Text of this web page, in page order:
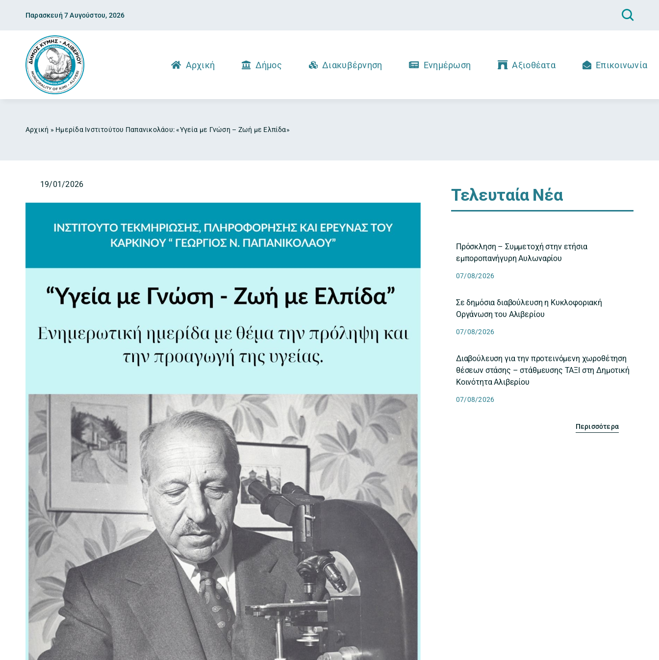
content
Παρασκευή 7 Αυγούστου, 2026
Αρχική Δήμος Διακυβέρνηση Ενημέρωση Αξιοθέατα Επικοινωνία
Αρχική » Ημερίδα Ινστιτούτου Παπανικολάου: «Υγεία με Γνώση – Ζωή με Ελπίδα»
19/01/2026
Τελευταία Νέα
Πρόσκληση – Συμμετοχή στην ετήσια
εμποροπανήγυρη Αυλωναρίου
07/08/2026
Σε δημόσια διαβούλευση η Κυκλοφοριακή
Οργάνωση του Αλιβερίου
07/08/2026
Διαβούλευση για την προτεινόμενη χωροθέτηση
θέσεων στάσης – στάθμευσης ΤΑΞΙ στη Δημοτική
Κοινότητα Αλιβερίου
07/08/2026
Περισσότερα